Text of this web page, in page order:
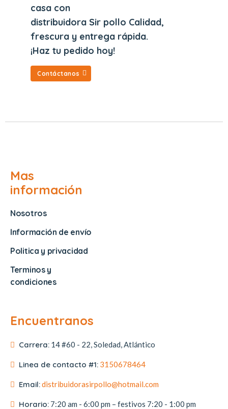
casa con
distribuidora Sir pollo Calidad,
frescura y entrega rápida.
¡Haz tu pedido hoy!
Contáctanos
Mas
información
Nosotros
Información de envío
Politica y privacidad
Terminos y
condiciones
Encuentranos
Carrera: 14 #60 - 22, Soledad, Atlántico
Linea de contacto #1: 3150678464
Email:distribuidorasirpollo@hotmail.com
Horario: 7:20 am - 6:00 pm – festivos 7:20 - 1:00 pm